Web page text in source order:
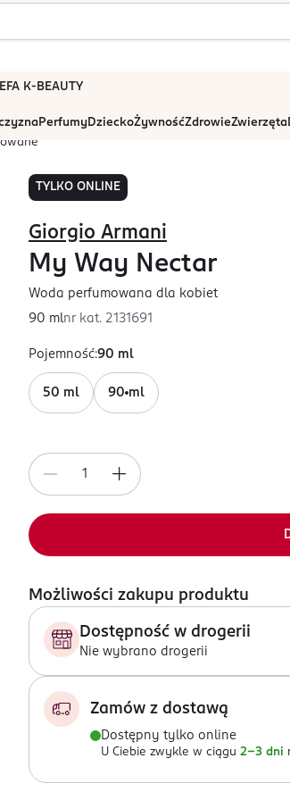
K-BEAUTY
PerfumyDzieckoŻywnośćZdrowieZwierzęta
TYLKO ONLINE
Giorgio Armani
My Way Nectar
Woda perfumowana dla kobiet
90 mlnr kat. 2131691
Pojemność:90 ml
50 ml 90 ml
Możliwości zakupu produktu
Dostępność w drogerii
Nie wybrano drogerii
Zamów z dostawą
Dostępny tylko online
U Ciebie zwykle w ciągu 2-3 dni